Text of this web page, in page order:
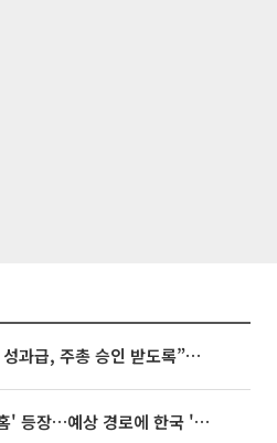
김정관 장관 “반도체 성과급, 주총 승인 받도록”…상법·자본시장법 개정 시사
태풍 '돌핀' 이어 '찬홈' 등장…예상 경로에 한국 '한숨'